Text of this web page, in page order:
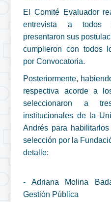
El Comité Evaluador
entrevista a todos
presentaron sus
cumplieron con todos
por Convocatoria.
Posteriormente,
respectiva acorde a
seleccionaron a
institucionales de la
Andrés para
selección por la
detalle:
- Adriana Molina
Gestión Pública